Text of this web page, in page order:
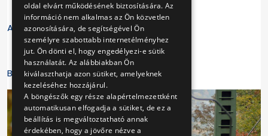
A programváltozás jogát fenntartjuk!
BKV Zrt.
oldal elvárt működésének biztosítására. Az
információ nem alkalmas az Ön közvetlen
azonosítására, de segítségével Ön
személyre szabottabb internetélményhez
jut. Ön dönti el, hogy engedélyezi-e sütik
használatát. Az alábbiakban Ön
kiválaszthatja azon sütiket, amelyeknek
kezeléséhez hozzájárul.
A böngészők egy része alapértelmezettként
automatikusan elfogadja a sütiket, de ez a
beállítás is megváltoztatható annak
érdekében, hogy a jövőre nézve a